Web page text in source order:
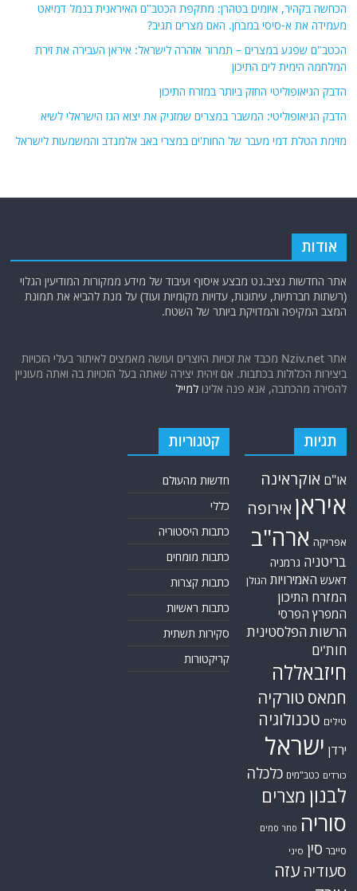
הכחשה בקהיר, איומים בטהרן: מתקפת הכטב"ם האיראנית בנמל דמיאט
מעמידה את א-סיסי במבחן. האם מצרים תגיב?
הכטב"ם שפגע במצרים – תמרור אזהרה לישראל: איראן העבירה את זירת
המלחמה הימית לים התיכון
הדבק הגיאופוליטי החזק ביותר במזרח התיכון
הדבק הגיאופוליטי: המשבר במצרים שמזניק את יצוא הגז הישראלי לשיא
מזימת הטלת דמי מעבר של החות'ים במצרי באב אלמנדב והמשמעות לישראל
אודות
אתר החדשות נציב.נט מבצע איסוף ועיבוד של מידע ממקורות המודיעין הגלוי
(רשתות חברתיות, עיתונות, עדויות מקומיות ועוד) על מנת להביא את תמונת
המצב המקיפה והמדויקת ביותר של השטח.
אתר Nziv.net מכבד את זכויות היוצרים ועושה מאמצים לאיתור בעלי הזכויות
ביצירות הכלולות בכתבות. אם זיהית יצירה שאתה בעל הזכויות בה ואתה מעוניין
להסירה מהכתבה, אנא פנה אלינולמייל
תגיות
או"ם אוקראינה
איראן אירופה
אפריקה ארה"ב
בריטניה גרמניה
דאעש האמירויות הגולן
המזרח התיכון
המפרץ הפרסי
הרשות הפלסטינית
חות'ים
חיזבאללה
חמאס טורקיה
טילים טכנולוגיה
ירדן ישראל
כורדים כטב"מים כלכלה
לבנון מצרים
סוריה סחר סמים
סייבר סין סיני
סעודיה עזה
קטגוריות
חדשות מהעולם
כללי
כתבות היסטוריה
כתבות מומחים
כתבות קצרות
כתבות ראשיות
סקירות תשתית
קריקטורות